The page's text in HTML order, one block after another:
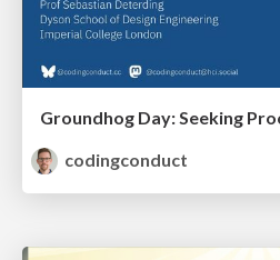
codingconduct